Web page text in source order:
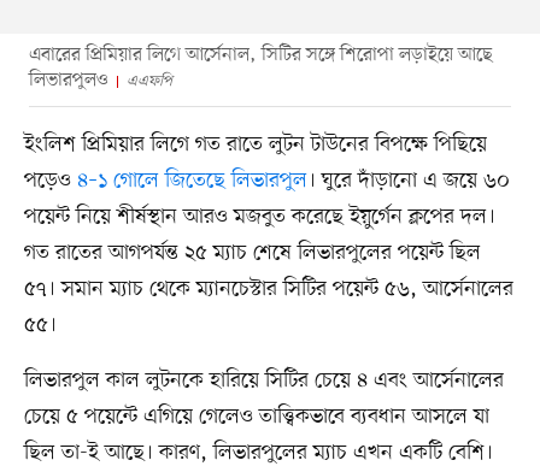
এবারের প্রিমিয়ার লিগে আর্সেনাল, সিটির সঙ্গে শিরোপা লড়াইয়ে আছে
লিভারপুলও
এএফপি
ইংলিশ প্রিমিয়ার লিগে গত রাতে লুটন টাউনের বিপক্ষে পিছিয়ে
পড়েও ৪–১ গোলে জিতেছে লিভারপুল। ঘুরে দাঁড়ানো এ জয়ে ৬০
পয়েন্ট নিয়ে শীর্ষস্থান আরও মজবুত করেছে ইয়ুর্গেন ক্লপের দল।
গত রাতের আগপর্যন্ত ২৫ ম্যাচ শেষে লিভারপুলের পয়েন্ট ছিল
৫৭। সমান ম্যাচ থেকে ম্যানচেস্টার সিটির পয়েন্ট ৫৬, আর্সেনালের
৫৫।
লিভারপুল কাল লুটনকে হারিয়ে সিটির চেয়ে ৪ এবং আর্সেনালের
চেয়ে ৫ পয়েন্টে এগিয়ে গেলেও তাত্ত্বিকভাবে ব্যবধান আসলে যা
ছিল তা-ই আছে। কারণ, লিভারপুলের ম্যাচ এখন একটি বেশি।